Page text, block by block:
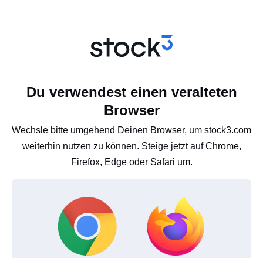
Du verwendest einen veralteten
Browser
Wechsle bitte umgehend Deinen Browser, um stock3.com
weiterhin nutzen zu können. Steige jetzt auf Chrome,
Firefox, Edge oder Safari um.